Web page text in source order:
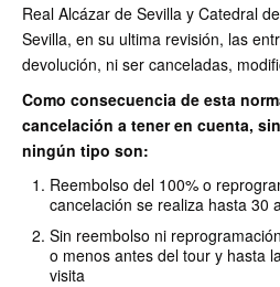
Real Alcázar de Sevilla y Catedral
Sevilla, en su ultima revisión, las
devolución, ni ser canceladas,
Como consecuencia de esta
cancelación a tener en cuenta,
ningún tipo son:
Reembolso del 100% o
cancelación se realiza hasta 30
Sin reembolso ni
o menos antes del tour y hasta
visita